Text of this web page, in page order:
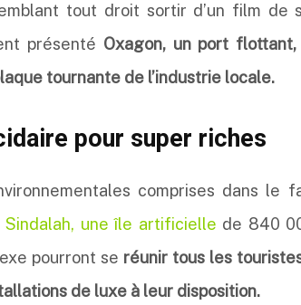
tout droit sortir d’un film de
présenté Oxagon, un port
tournante de l’industrie locale.
pour super riches
comprises dans le
Sindalah, une île artificielle de 840
pourront se réunir tous les
de luxe à leur disposition.